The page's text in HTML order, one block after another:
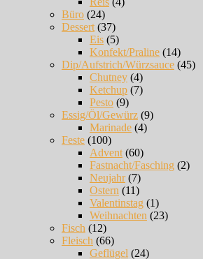
Büro (24)
Dessert (37)
Eis (5)
Konfekt/Praline (14)
Dip/Aufstrich/Würzsauce (45)
Chutney (4)
Ketchup (7)
Pesto (9)
Essig/Öl/Gewürz (9)
Marinade (4)
Feste (100)
Advent (60)
Fastnacht/Fasching (2)
Neujahr(7)
Ostern (11)
Valentinstag (1)
Weihnachten (23)
Fisch (12)
Fleisch (66)
Geflügel (24)